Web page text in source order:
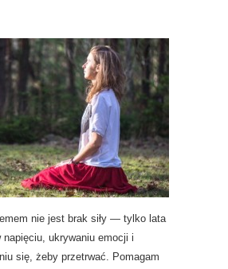
nie jest brak siły — tylko lata
napięciu, ukrywaniu emocji i
się, żeby przetrwać. Pomagam